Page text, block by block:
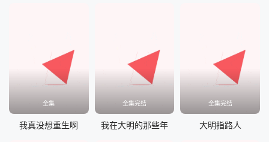
全集
我真没想重生啊
全集完结
我在大明的那些年
全集完结
大明指路人